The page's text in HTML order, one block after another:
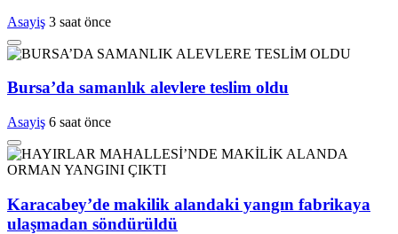
Asayiş 3 saat önce
Bursa’da samanlık alevlere teslim oldu
Asayiş 6 saat önce
Karacabey’de makilik alandaki yangın fabrikaya
ulaşmadan söndürüldü